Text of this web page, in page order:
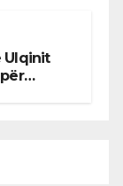
Ulqinit